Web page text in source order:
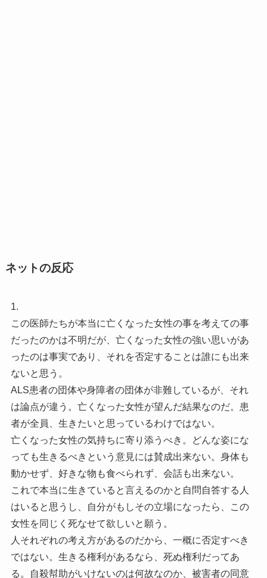
ネットの反応
1.
この医師たちが本当に亡くなった女性の事を考えての事
だったのかは不明だが、亡くなった女性の強い思いがあ
ったのは事実であり、それを否定することは誰にも出来
ないと思う。
ALS患者の団体や身障者の団体が非難しているが、それ
は論点が違う。亡くなった女性が望んだ結果なのだ。患
者が全員、生きたいと思っているわけではない。
亡くなった女性の気持ちに寄り添うべき。どんな姿にな
っても生きるべきという意見には賛成出来ない。身体も
動かせず、好きな物も食べられず、会話も出来ない。
これで本当に生きていると言えるのかと自問自答する人
はいると思うし、自分がもしその立場になったら、この
女性を同じく死なせて欲しいと願う。
人それぞれの考え方があるのだから、一概に否定すべき
ではない。生きる権利があるなら、死ぬ権利だってあ
る。自殺幇助がいけないのは何故なのか、被害者の同意